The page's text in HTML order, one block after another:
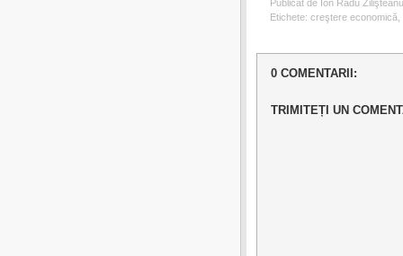
Publicat de Ion Radu Zilişteanu
Etichete: creştere economică
0 COMENTARII:
TRIMITEȚI UN